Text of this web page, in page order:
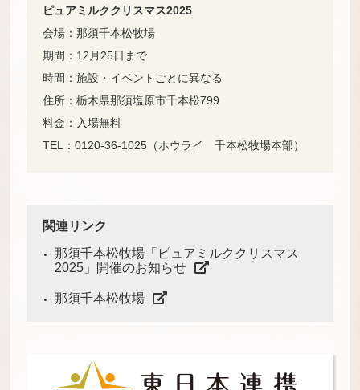
ピュアミルククリスマス2025
会場：那須千本松牧場
期間：12月25日まで
時間：施設・イベントごとに異なる
住所：栃木県那須塩原市千本松799
料金：入場無料
TEL：0120-36-1025（ホウライ 千本松牧場本部）
関連リンク
那須千本松牧場「ピュアミルククリスマス
2025」開催のお知らせ
那須千本松牧場